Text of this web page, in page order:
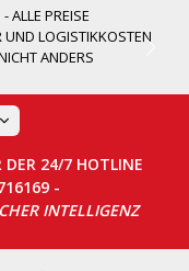
ALLE PREISE
UND LOGISTIKKOSTEN
ANDERS
DER 24/7 HOTLINE
-
INTELLIGENZ